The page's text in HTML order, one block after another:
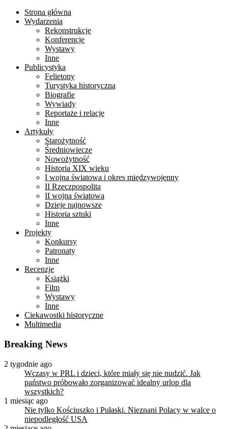
Strona główna
Wydarzenia
Rekonstrukcje
Konferencje
Wystawy
Inne
Publicystyka
Felietony
Turystyka historyczna
Biografie
Wywiady
Reportaże i relacje
Inne
Artykuły
Starożytność
Średniowiecze
Nowożytność
Historia XIX wieku
I wojna światowa i okres międzywojenny
II Rzeczpospolita
II wojna światowa
Dzieje najnowsze
Historia sztuki
Inne
Projekty
Konkursy
Patronaty
Inne
Recenzje
Książki
Film
Wystawy
Inne
Ciekawostki historyczne
Multimedia
Breaking News
2 tygodnie ago
Wczasy w PRL i dzieci, które miały się nie nudzić. Jak
państwo próbowało zorganizować idealny urlop dla
wszystkich?
1 miesiąc ago
Nie tylko Kościuszko i Pułaski. Nieznani Polacy w walce o
niepodległość USA